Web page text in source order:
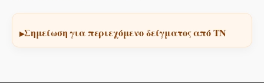
Σημείωση για περιεχόμενο δείγματος από ΤΝ